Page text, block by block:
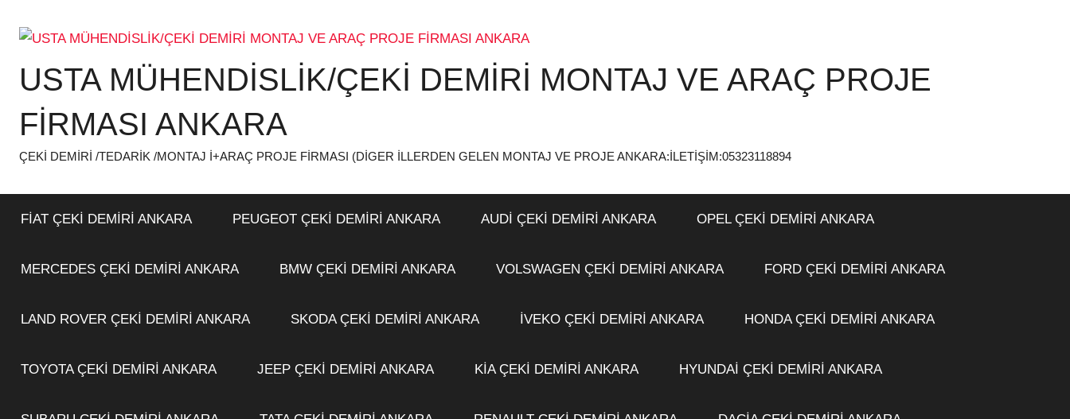
atla
USTA MÜHENDİSLİK/ÇEKİ DEMİRİ MONTAJ VE ARAÇ PROJE
FİRMASI ANKARA
ÇEKİ DEMİRİ /TEDARİK /MONTAJ İ+ARAÇ PROJE FİRMASI (DİGER İLLERDEN GELEN MONTAJ VE PROJE ANKARA:İLETİŞİM:05323118894
FİAT ÇEKİ DEMİRİ ANKARA PEUGEOT ÇEKİ DEMİRİ ANKARA AUDİ ÇEKİ DEMİRİ ANKARA OPEL ÇEKİ DEMİRİ ANKARA
MERCEDES ÇEKİ DEMİRİ ANKARA BMW ÇEKİ DEMİRİ ANKARA VOLSWAGEN ÇEKİ DEMİRİ ANKARA FORD ÇEKİ DEMİRİ ANKARA
LAND ROVER ÇEKİ DEMİRİ ANKARA SKODA ÇEKİ DEMİRİ ANKARA İVEKO ÇEKİ DEMİRİ ANKARA HONDA ÇEKİ DEMİRİ ANKARA
TOYOTA ÇEKİ DEMİRİ ANKARA JEEP ÇEKİ DEMİRİ ANKARA KİA ÇEKİ DEMİRİ ANKARA HYUNDAİ ÇEKİ DEMİRİ ANKARA